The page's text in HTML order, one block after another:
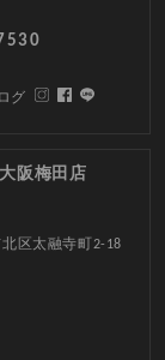
グ
阪梅田店
区太融寺町2-18